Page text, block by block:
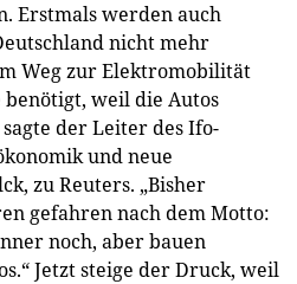
Erstmals werden auch
nicht mehr
Weg zur Elektromobilität
weil die Autos
der Leiter des Ifo-
und neue
zu Reuters. „Bisher
gefahren nach dem Motto:
noch, aber bauen
Jetzt steige der Druck, weil